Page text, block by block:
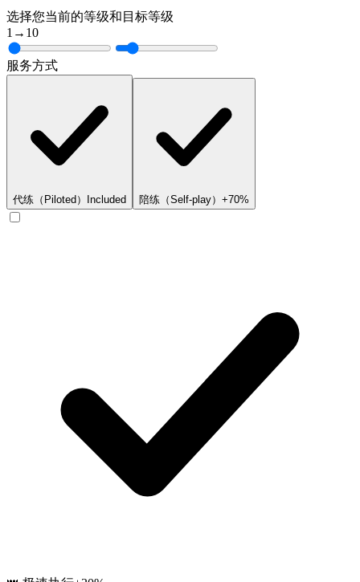
选择您当前的等级和目标等级
1 → 10
服务方式
代练（Piloted） Included 陪练（Self-play） +70%